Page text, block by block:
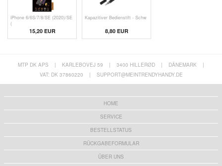
iPhone 6/6S/7/8/SE (2020)/SE
(
15,20 EUR
Kapazitiver Bedienstift - Schw
8,80 EUR
MTP DK APS | KARLEBOVEJ 59 | 3400 HILLERØD | DÄNEMARK
|
VAT: DK 37860220
| SUPPORT@MEINTRENDYHANDY.DE
HOME
SERVICE
BESTELLSTATUS
RÜCKGABEFORMULAR
ÜBER UNS